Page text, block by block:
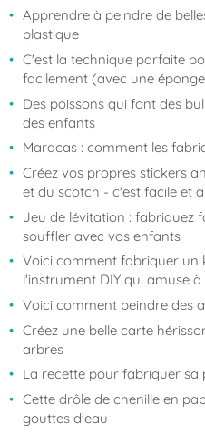
Apprendre à peindre de
plastique
C'est la technique parfaite
facilement (avec une
Des poissons qui font des
des enfants
Maracas : comment les
Créez vos propres stickers
et du scotch - c'est facile et
Jeu de lévitation : fabriquez
souffler avec vos enfants
Voici comment fabriquer un
l'instrument DIY qui amuse
Voici comment peindre des
Créez une belle carte
arbres
La recette pour fabriquer sa
Cette drôle de chenille en
gouttes d'eau